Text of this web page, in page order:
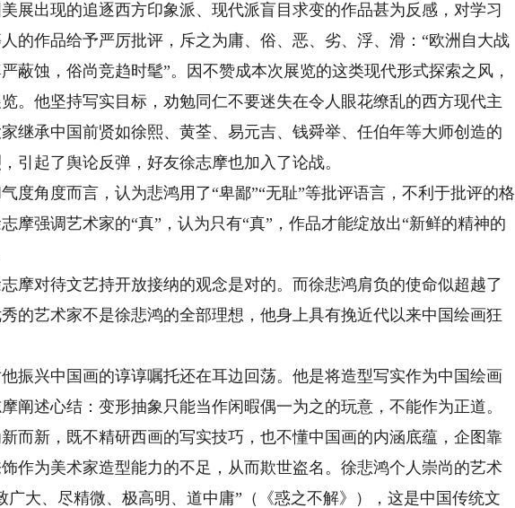
出现的追逐西方印象派、现代派盲目求变的作品甚为反感，对学习
的作品给予严厉批评，斥之为庸、俗、恶、劣、浮、滑：“欧洲自大战
蔽蚀，俗尚竞趋时髦”。因不赞成本次展览的这类现代形式探索之风，
。他坚持写实目标，劝勉同仁不要迷失在令人眼花缭乱的西方现代主
继承中国前贤如徐熙、黄荃、易元吉、钱舜举、任伯年等大师创造的
引起了舆论反弹，好友徐志摩也加入了论战。
角度而言，认为悲鸿用了“卑鄙”“无耻”等批评语言，不利于批评的格
摩强调艺术家的“真”，认为只有“真”，作品才能绽放出“新鲜的精神的
对待文艺持开放接纳的观念是对的。而徐悲鸿肩负的使命似超越了
的艺术家不是徐悲鸿的全部理想，他身上具有挽近代以来中国绘画狂
兴中国画的谆谆嘱托还在耳边回荡。他是将造型写实作为中国绘画
阐述心结：变形抽象只能当作闲暇偶一为之的玩意，不能作为正道。
而新，既不精研西画的写实技巧，也不懂中国画的内涵底蕴，企图靠
作为美术家造型能力的不足，从而欺世盗名。徐悲鸿个人崇尚的艺术
广大、尽精微、极高明、道中庸”（《惑之不解》），这是中国传统文